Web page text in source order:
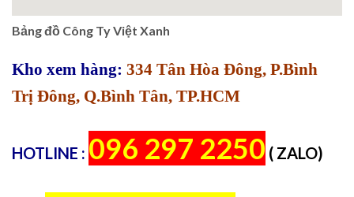
Bảng đồ Công Ty Việt Xanh
Kho xem hàng: 334 Tân Hòa Đông, P.Bình
Trị Đông, Q.Bình Tân, TP.HCM
HOTLINE : 096 297 2250 ( ZALO)